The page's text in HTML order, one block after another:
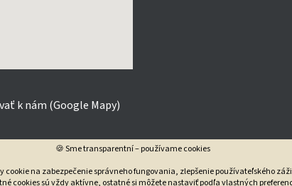
🍪 Sme transparentní – používame cookies
cookie na zabezpečenie správneho fungovania, zlepšenie používateľského
cookies sú vždy aktívne, ostatné si môžete nastaviť podľa vlastných
k nám (Google Mapy)